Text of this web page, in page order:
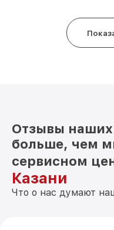
Отзывы наших
больше, чем
сервисном
Казани
Что о нас думают